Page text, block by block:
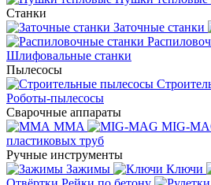
Станки
Заточные станки
Шлифовальные станки
Пылесосы
Роботы-пылесосы
Сварочные аппараты
MMA
MIG-
пластиковых труб
Ручные инструменты
Зажимы
Ключи